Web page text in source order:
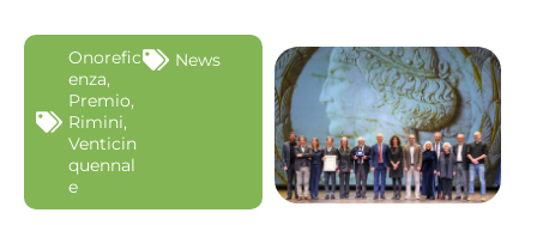
Onorefic
enza,
Premio,
Rimini,
Venticin
quennal
e
News